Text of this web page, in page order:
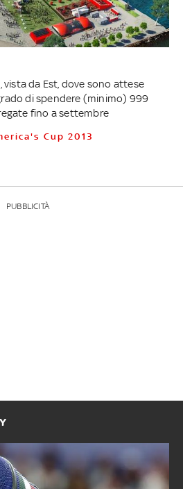
vista da Est, dove sono attese
di spendere (minimo) 999
fino a settembre
Cup 2013
PUBBLICITÀ